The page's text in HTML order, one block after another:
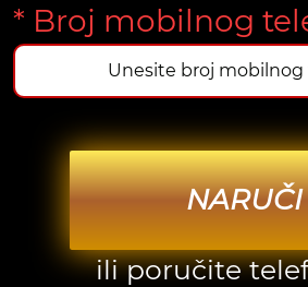
* Broj mobilnog
NARUČI
ili poručite